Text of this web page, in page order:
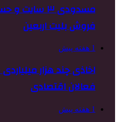
مسدودی ۳
فروش بلیت اربعین
1 هفته پیش
اخاذی چند هزار
فعالان اقتصادی
1 هفته پیش